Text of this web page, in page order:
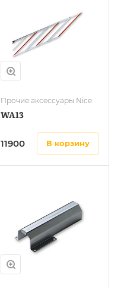
Прочие аксессуары Nice
WA13
11900 в корзину